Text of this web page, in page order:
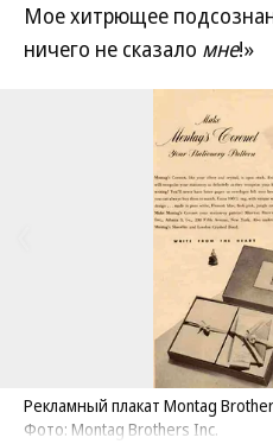
Мое хитрющее
ничего не сказало мне!»
Рекламный плакат Montag
Фото: Montag Brothers Inc.